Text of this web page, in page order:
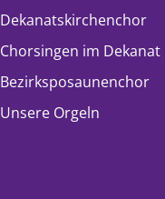
Dekanatskirchenchor
Chorsingen im Dekanat
Bezirksposaunenchor
Unsere Orgeln